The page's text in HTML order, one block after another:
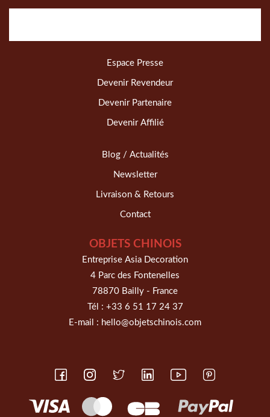
Espace Presse
Devenir Revendeur
Devenir Partenaire
Devenir Affilié
Blog / Actualités
Newsletter
Livraison & Retours
Contact
OBJETS CHINOIS
Entreprise Asia Decoration
4 Parc des Fontenelles
78870 Bailly - France
Tél : +33 6 51 17 24 37
E-mail : hello@objetschinois.com